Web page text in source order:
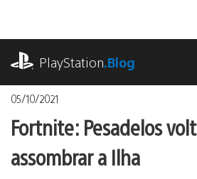
o
conteúdo
PlayStation.Blog
05/10/2021
Fortnite: Pesadelos
assombrar a Ilha